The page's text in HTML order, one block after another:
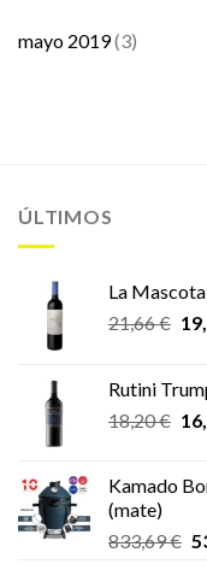
mayo 2019(3)
ÚLTIMOS
La
21,66€ El
Rutini
18,20€ El
Kamado
(mate)
833,69€ El